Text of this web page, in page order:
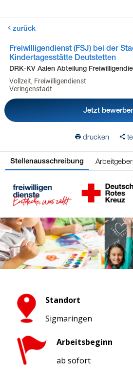
zurück
Freiwilligendienst (FSJ) bei der
Kindertagesstätte Deutstetten
DRK-KV Aalen Abteilung
Vollzeit, Freiwilligendienst
Veringenstadt
Jetzt
drucken
Stellenausschreibung